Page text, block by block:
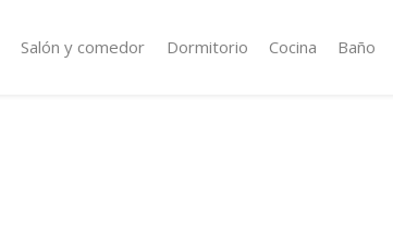
Salón y comedor Dormitorio Cocina Baño